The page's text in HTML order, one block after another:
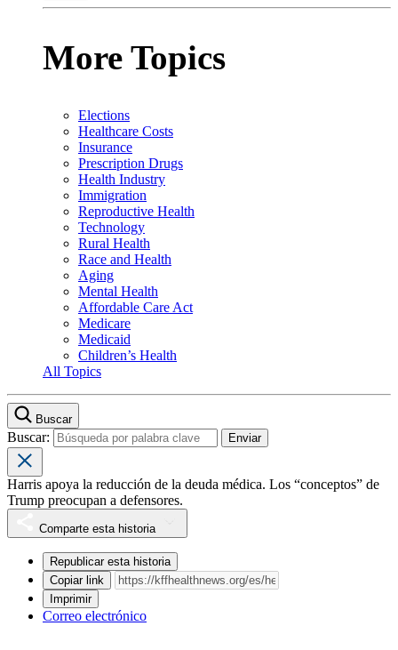
More Topics
Elections
Healthcare Costs
Insurance
Prescription Drugs
Health Industry
Immigration
Reproductive Health
Technology
Rural Health
Race and Health
Aging
Mental Health
Affordable Care Act
Medicare
Medicaid
Children’s Health
All Topics
Buscar
Buscar:
Harris apoya la reducción de la deuda médica. Los “conceptos” de
Trump preocupan a defensores.
Comparte esta historia
Republicar esta historia
Copiar link
Imprimir
Correo electrónico